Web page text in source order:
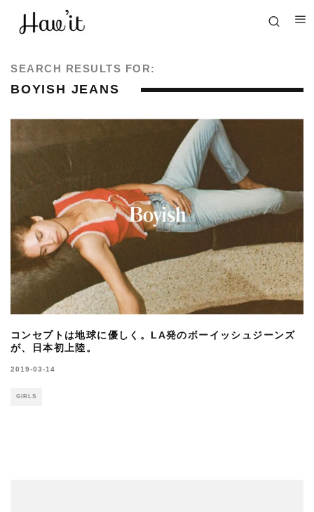
SEARCH RESULTS FOR:
BOYISH JEANS
コンセプトは地球に優しく。LA発のボーイッシュジーンズ
が、日本初上陸。
2019-03-14
GIRLS